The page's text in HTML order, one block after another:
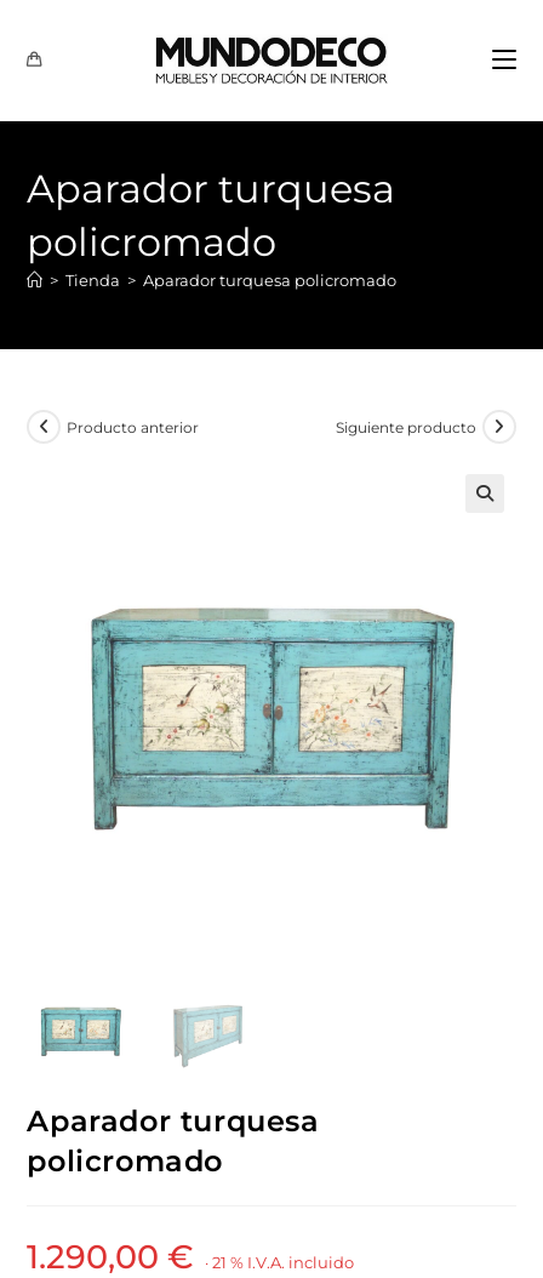
Aparador turquesa
policromado
> Tienda > Aparador turquesa policromado
Producto anterior Siguiente producto
Aparador turquesa
policromado
1.290,00€ · 21 % I.V.A. incluido